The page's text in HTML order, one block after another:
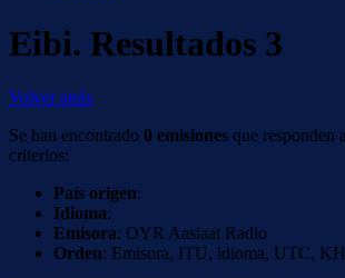
Eibi. Resultados 3
Volver atrás
Se han encontrado 0 emisiones que responden
criterios:
País origen:
Idioma:
Emisora: OYR Aasiaat Radio
Orden: Emisora, ITU, idioma, UTC,